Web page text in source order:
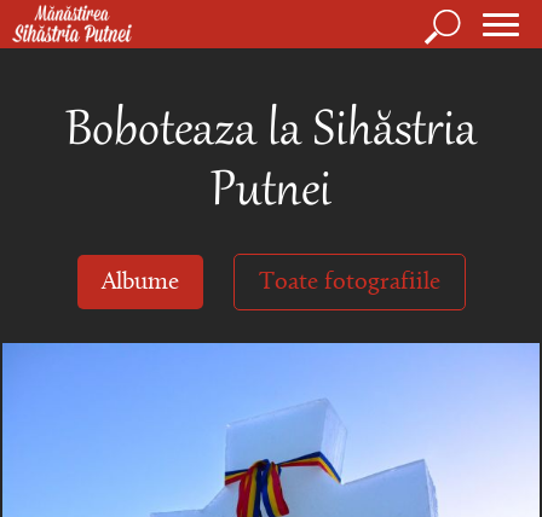
Mergi la conţinutul principal
Căutare
Boboteaza la Sihăstria
Putnei
Albume Toate fotografiile